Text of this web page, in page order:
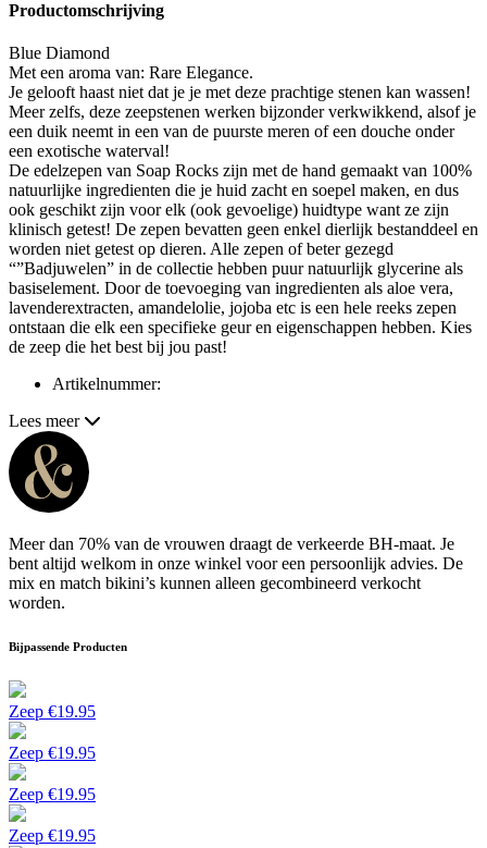
Productomschrijving
Blue Diamond
Met een aroma van: Rare Elegance.
Je gelooft haast niet dat je je met deze prachtige stenen kan wassen!
Meer zelfs, deze zeepstenen werken bijzonder verkwikkend, alsof je
een duik neemt in een van de puurste meren of een douche onder
een exotische waterval!
De edelzepen van Soap Rocks zijn met de hand gemaakt van 100%
natuurlijke ingredienten die je huid zacht en soepel maken, en dus
ook geschikt zijn voor elk (ook gevoelige) huidtype want ze zijn
klinisch getest! De zepen bevatten geen enkel dierlijk bestanddeel en
worden niet getest op dieren. Alle zepen of beter gezegd
“”Badjuwelen” in de collectie hebben puur natuurlijk glycerine als
basiselement. Door de toevoeging van ingredienten als aloe vera,
lavenderextracten, amandelolie, jojoba etc is een hele reeks zepen
ontstaan die elk een specifieke geur en eigenschappen hebben. Kies
de zeep die het best bij jou past!
Artikelnummer:
Lees meer
Meer dan 70% van de vrouwen draagt de verkeerde BH-maat. Je
bent altijd welkom in onze winkel voor een persoonlijk advies. De
mix en match bikini’s kunnen alleen gecombineerd verkocht
worden.
Bijpassende Producten
Zeep €19.95
Zeep €19.95
Zeep €19.95
Zeep €19.95